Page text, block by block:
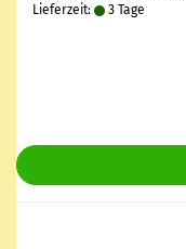
Lieferzeit:
3 Tage